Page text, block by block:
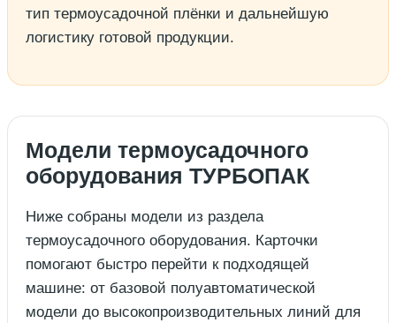
тип термоусадочной плёнки и дальнейшую
логистику готовой продукции.
Модели термоусадочного
оборудования ТУРБОПАК
Ниже собраны модели из раздела
термоусадочного оборудования. Карточки
помогают быстро перейти к подходящей
машине: от базовой полуавтоматической
модели до высокопроизводительных линий для